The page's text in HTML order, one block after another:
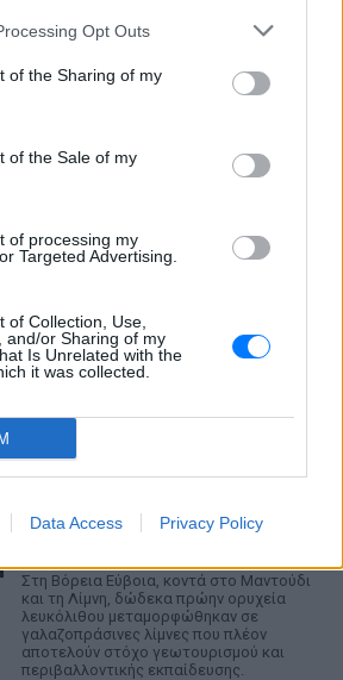
Opt Outs
of the Sharing of my
of the Sale of my
of processing my
Targeted Advertising.
of Collection, Use,
and/or Sharing of my
Is Unrelated with the
it was collected.
Data Access Privacy Policy
χωρίς να το καταλάβουν εγκαίρως
για το έντερό σου, που
τα καλά βακτήρια να
μας προστατεύουν καλύτερα από
όχι
Εύβοιας ‑ Εγκαταλελειμμένα
«παράδεισο»
Στη Βόρεια Εύβοια, κοντά στο Μαντούδι
και τη Λίμνη, δώδεκα πρώην ορυχεία
λευκόλιθου μεταμορφώθηκαν σε
γαλαζοπράσινες λίμνες που πλέον
αποτελούν στόχο γεωτουρισμού και
περιβαλλοντικής εκπαίδευσης.